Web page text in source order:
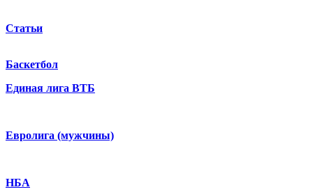
Статьи
Баскетбол
Единая лига ВТБ
Евролига (мужчины)
НБА